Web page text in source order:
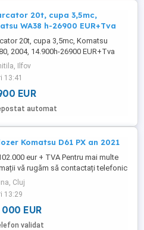
20t, cupa 3,5mc,
WA38 h-26900 EUR+Tva
20t, cupa 3,5mc, Komatsu
2004, 14.900h-26900 EUR+Tva
Ilfov
13:41
EUR
automat
Komatsu D61 PX an 2021
eur + TVA Pentru mai multe
vă rugăm să contactați telefonic
tel: 0743 131 559 sau: 0751
Buldozer Komatsu D 61 PX an
2021 ore de funcționare 8.300 h
22 tone lamă 6 poziții șenile 80%
foarte buna.
Cluj
13:29
EUR
validat